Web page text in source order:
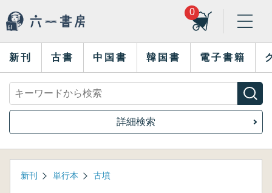
0
新刊 古書 中国書 韓国書 電子書籍
詳細検索
新刊 単行本 古墳